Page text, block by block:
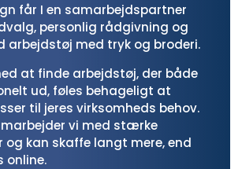
får I en samarbejdspartner
personlig rådgivning og
arbejdstøj med tryk og broderi.
at finde arbejdstøj, der både
ud, føles behageligt at
til jeres virksomheds behov.
vi med stærke
og kan skaffe langt mere, end
online.